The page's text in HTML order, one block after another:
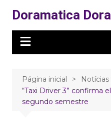
para
conteúdo
Doramatica
Página inicial
Notícias
“Taxi Driver 3” confirma
segundo semestre